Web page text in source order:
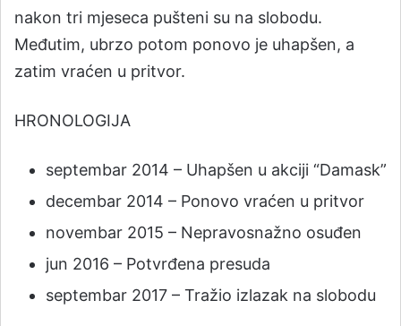
nakon tri mjeseca pušteni su na slobodu.
Međutim, ubrzo potom ponovo je uhapšen, a
zatim vraćen u pritvor.
HRONOLOGIJA
septembar 2014 – Uhapšen u akciji “Damask”
decembar 2014 – Ponovo vraćen u pritvor
novembar 2015 – Nepravosnažno osuđen
jun 2016 – Potvrđena presuda
septembar 2017 – Tražio izlazak na slobodu